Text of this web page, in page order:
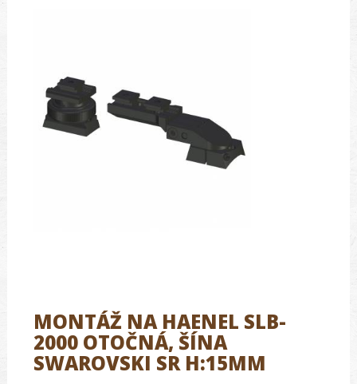
MONTÁŽ NA HAENEL SLB-
2000 OTOČNÁ, ŠÍNA
SWAROVSKI SR H:15MM